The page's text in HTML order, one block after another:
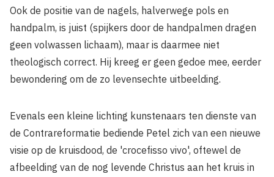
Ook de positie van de nagels, halverwege pols en
handpalm, is juist (spijkers door de handpalmen dragen
geen volwassen lichaam), maar is daarmee niet
theologisch correct. Hij kreeg er geen gedoe mee, eerder
bewondering om de zo levensechte uitbeelding.
Evenals een kleine lichting kunstenaars ten dienste van
de Contrareformatie bediende Petel zich van een nieuwe
visie op de kruisdood, de 'crocefisso vivo', oftewel de
afbeelding van de nog levende Christus aan het kruis in